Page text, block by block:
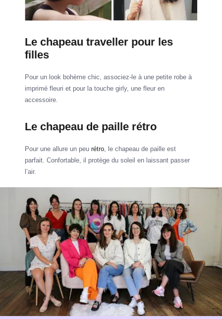
Le chapeau traveller pour les
filles
Pour un look bohème chic, associez-le à une petite robe à
imprimé fleuri et pour la touche girly, une fleur en
accessoire.
Le chapeau de paille rétro
Pour une allure un peu rétro, le chapeau de paille est
parfait. Confortable, il protège du soleil en laissant passer
l’air.